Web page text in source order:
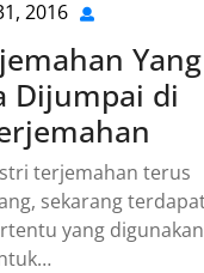
2016 May
31,
2016
Yang
Dijumpai di
terjemahan terus
sekarang
yang digunakan